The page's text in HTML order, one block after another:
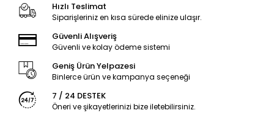
Hızlı Teslimat
Siparişleriniz en kısa sürede elinize ulaşır.
Güvenli Alışveriş
Güvenli ve kolay ödeme sistemi
Geniş Ürün Yelpazesi
Binlerce ürün ve kampanya seçeneği
7 / 24 DESTEK
Öneri ve şikayetlerinizi bize iletebilirsiniz.